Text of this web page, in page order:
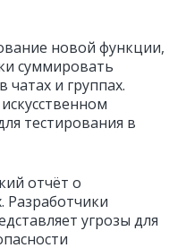
новой функции,
суммировать
и группах.
тестирования в
отчёт о
Разработчики
угрозы для